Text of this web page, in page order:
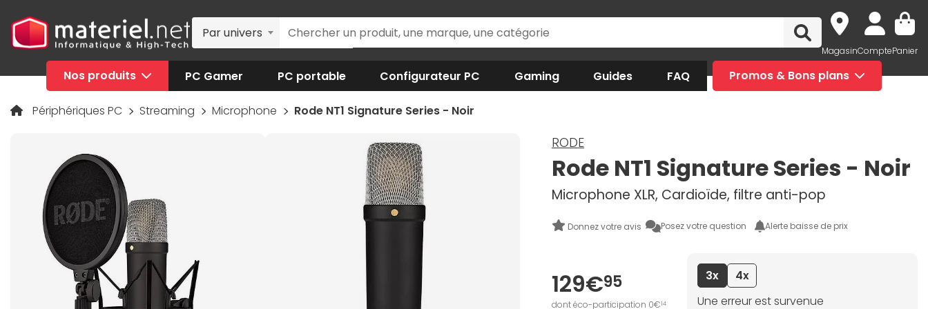
Par univers
MagasinComptePanier
Nos produits PC Gamer PC portable Configurateur PC Gaming Guides FAQ Promos & Bons plans
Périphériques PC Streaming Microphone Rode NT1 Signature Series - Noir
RODE
Rode NT1 Signature Series - Noir
Microphone XLR, Cardioïde, filtre anti-pop
Donnez votre avis Posez votre question Alerte baisse de prix
129€95
dont éco-participation 0€14
3x
4x
Une erreur est survenue